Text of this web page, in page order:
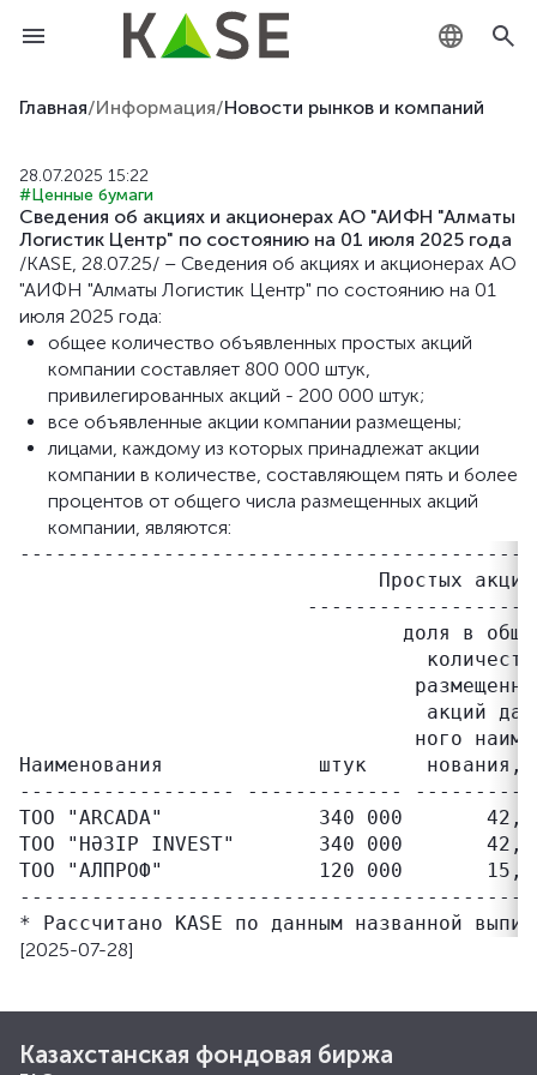
KZ
EN
Главная/Информация/Новости рынков и компаний
28.07.2025 15:22
#Ценные бумаги
Сведения об акциях и акционерах АО "АИФН "Алматы
Логистик Центр" по состоянию на 01 июля 2025 года
/KASE, 28.07.25/ – Сведения об акциях и акционерах АО
"АИФН "Алматы Логистик Центр" по состоянию на 01
июля 2025 года:
общее количество объявленных простых акций
компании составляет 800 000 штук,
привилегированных акций - 200 000 штук;
все объявленные акции компании размещены;
лицами, каждому из которых принадлежат акции
компании в количестве, составляющем пять и более
процентов от общего числа размещенных акций
компании, являются:
Простых
доля в
акций
ного
Наименования             штук     нования,
------------------ -------------
ТОО "ARCADA"             340 000
ТОО "НӘЗІР INVEST"       340 000
ТОО "АЛПРОФ"             120 000
[2025-07-28]
Казахстанская фондовая биржа